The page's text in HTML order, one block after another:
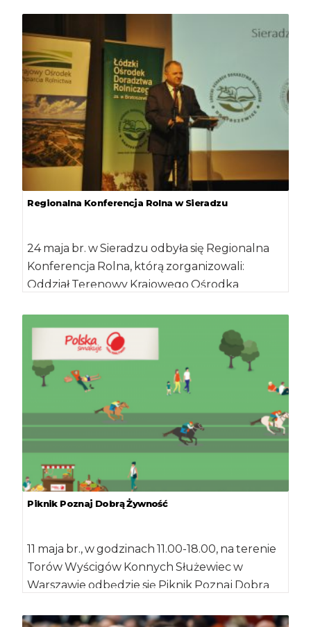
Regionalna Konferencja Rolna w Sieradzu
24 maja br. w Sieradzu odbyła się Regionalna
Konferencja Rolna, którą zorganizowali:
Oddział Terenowy Krajowego Ośrodka
Piknik Poznaj Dobrą Żywność
11 maja br., w godzinach 11.00-18.00, na terenie
Torów Wyścigów Konnych Służewiec w
Warszawie odbędzie się Piknik Poznaj Dobrą